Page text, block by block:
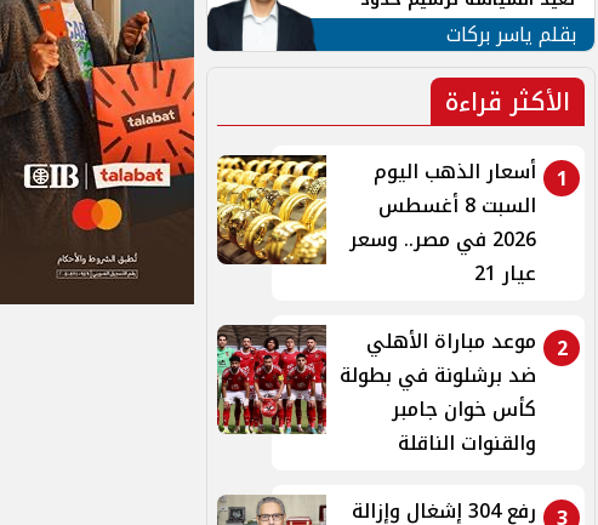
الأمن القومي العربي
بقلم ياسر بركات
الأكثر قراءة
1
أسعار الذهب اليوم
السبت 8 أغسطس
2026 في مصر.. وسعر
عيار 21
2
موعد مباراة الأهلي
ضد برشلونة في بطولة
كأس خوان جامبر
والقنوات الناقلة
رفع 304 إشغال وإزالة